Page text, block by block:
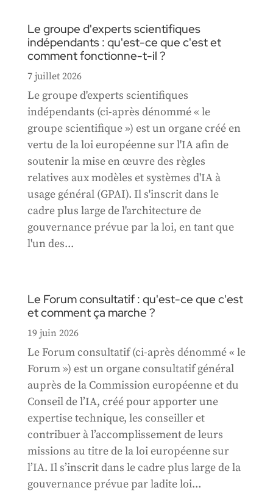
Le groupe d'experts scientifiques
indépendants : qu'est-ce que c'est et
comment fonctionne-t-il ?
7 juillet 2026
Le groupe d'experts scientifiques
indépendants (ci-après dénommé « le
groupe scientifique ») est un organe créé en
vertu de la loi européenne sur l'IA afin de
soutenir la mise en œuvre des règles
relatives aux modèles et systèmes d'IA à
usage général (GPAI). Il s'inscrit dans le
cadre plus large de l'architecture de
gouvernance prévue par la loi, en tant que
l'un des...
Le Forum consultatif : qu'est-ce que c'est
et comment ça marche ?
19 juin 2026
Le Forum consultatif (ci-après dénommé « le
Forum ») est un organe consultatif général
auprès de la Commission européenne et du
Conseil de l’IA, créé pour apporter une
expertise technique, les conseiller et
contribuer à l’accomplissement de leurs
missions au titre de la loi européenne sur
l’IA. Il s’inscrit dans le cadre plus large de la
gouvernance prévue par ladite loi...